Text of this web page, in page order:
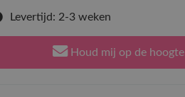
Levertijd: 2-3 weken
Houd mij op de hoogte